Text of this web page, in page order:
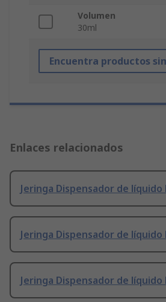
Volumen
30ml
Encuentra productos
Enlaces relacionados
Jeringa Dispensador de líquido
Jeringa Dispensador de líquido
Jeringa Dispensador de líquido